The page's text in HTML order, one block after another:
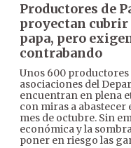
Productores de
proyectan cubrir
papa, pero
contrabando
Unos 600
asociaciones del
encuentran en plena
con miras a
mes de octubre. Sin
económica y la
poner en riesgo las